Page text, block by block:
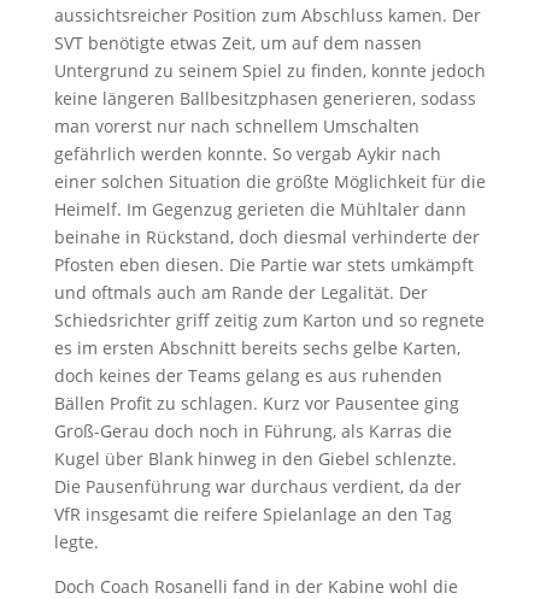
aussichtsreicher Position zum Abschluss kamen. Der
SVT benötigte etwas Zeit, um auf dem nassen
Untergrund zu seinem Spiel zu finden, konnte jedoch
keine längeren Ballbesitzphasen generieren, sodass
man vorerst nur nach schnellem Umschalten
gefährlich werden konnte. So vergab Aykir nach
einer solchen Situation die größte Möglichkeit für die
Heimelf. Im Gegenzug gerieten die Mühltaler dann
beinahe in Rückstand, doch diesmal verhinderte der
Pfosten eben diesen. Die Partie war stets umkämpft
und oftmals auch am Rande der Legalität. Der
Schiedsrichter griff zeitig zum Karton und so regnete
es im ersten Abschnitt bereits sechs gelbe Karten,
doch keines der Teams gelang es aus ruhenden
Bällen Profit zu schlagen. Kurz vor Pausentee ging
Groß-Gerau doch noch in Führung, als Karras die
Kugel über Blank hinweg in den Giebel schlenzte.
Die Pausenführung war durchaus verdient, da der
VfR insgesamt die reifere Spielanlage an den Tag
legte.
Doch Coach Rosanelli fand in der Kabine wohl die